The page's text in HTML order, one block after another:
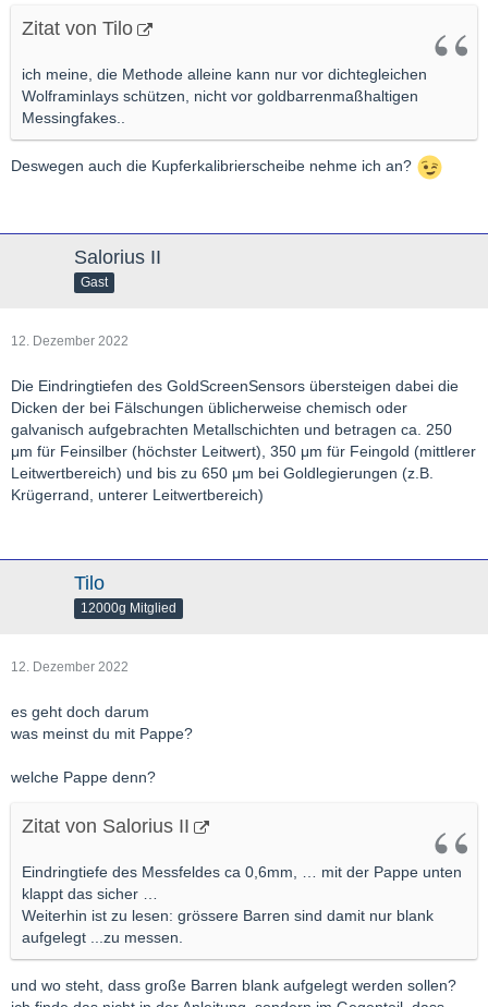
Zitat von Tilo
ich meine, die Methode alleine kann nur vor dichtegleichen
Wolframinlays schützen, nicht vor goldbarrenmaßhaltigen
Messingfakes..
Deswegen auch die Kupferkalibrierscheibe nehme ich an?
Salorius II
Gast
12. Dezember 2022
Die Eindringtiefen des GoldScreenSensors übersteigen dabei die
Dicken der bei Fälschungen üblicherweise chemisch oder
galvanisch aufgebrachten Metallschichten und betragen ca. 250
μm für Feinsilber (höchster Leitwert), 350 μm für Feingold (mittlerer
Leitwertbereich) und bis zu 650 μm bei Goldlegierungen (z.B.
Krügerrand, unterer Leitwertbereich)
Tilo
12000g Mitglied
12. Dezember 2022
es geht doch darum
was meinst du mit Pappe?
welche Pappe denn?
Zitat von Salorius II
Eindringtiefe des Messfeldes ca 0,6mm, … mit der Pappe unten
klappt das sicher …
Weiterhin ist zu lesen: grössere Barren sind damit nur blank
aufgelegt ...zu messen.
und wo steht, dass große Barren blank aufgelegt werden sollen?